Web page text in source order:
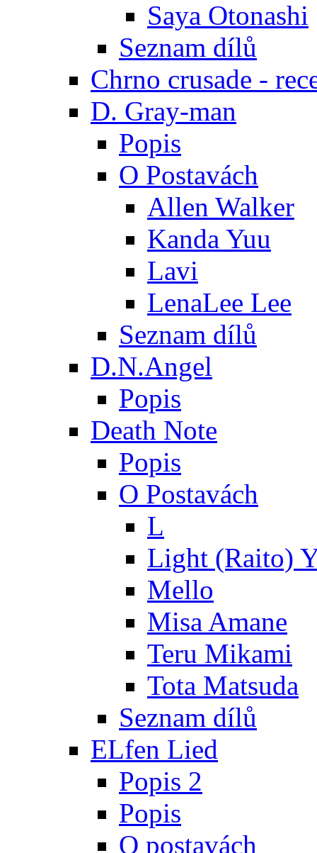
Saya Otonashi
Seznam dílů
Chrno crusade -
D. Gray-man
Popis
O Postavách
Allen Walker
Kanda Yuu
Lavi
LenaLee Lee
Seznam dílů
D.N.Angel
Popis
Death Note
Popis
O Postavách
L
Light (Raito)
Mello
Misa Amane
Teru Mikami
Tota Matsuda
Seznam dílů
ELfen Lied
Popis 2
Popis
O postavách